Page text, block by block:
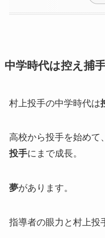
中学時代は控え捕
村上投手の中学時代は
高校から投手を始めて、
投手にまで成長。
夢があります。
指導者の眼力と村上投